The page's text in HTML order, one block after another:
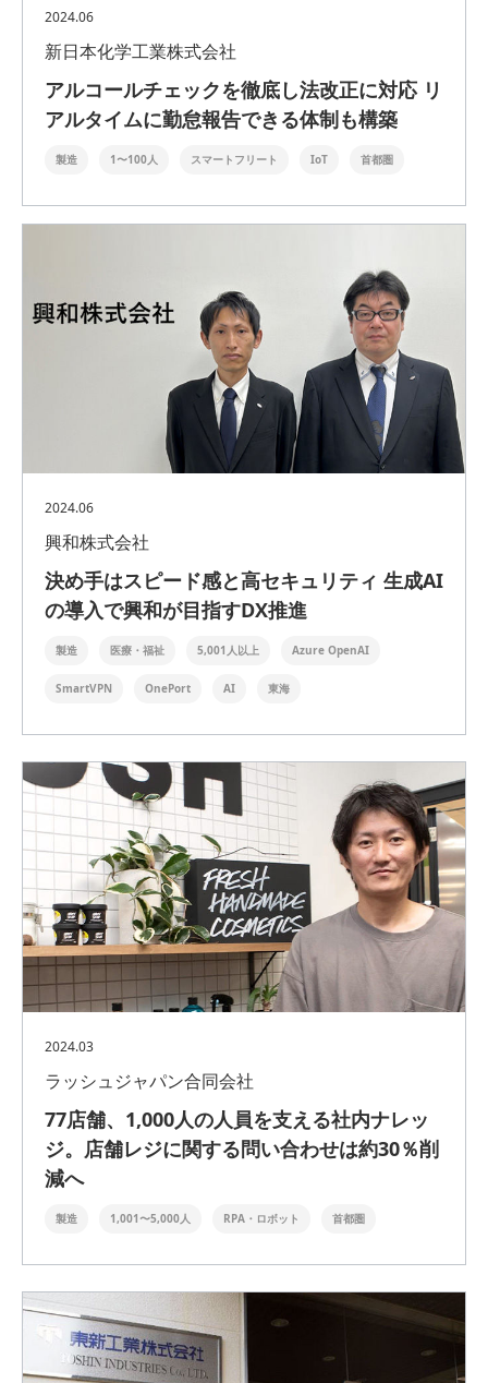
2024.06
新日本化学工業株式会社
アルコールチェックを徹底し法改正に対応 リ
アルタイムに勤怠報告できる体制も構築
製造 1〜100人 スマートフリート IoT 首都圏
2024.06
興和株式会社
決め手はスピード感と高セキュリティ 生成AI
の導入で興和が目指すDX推進
製造 医療・福祉 5,001人以上 Azure OpenAI
SmartVPN OnePort AI 東海
2024.03
ラッシュジャパン合同会社
77店舗、1,000人の人員を支える社内ナレッ
ジ。店舗レジに関する問い合わせは約30％削
減へ
製造 1,001〜5,000人 RPA・ロボット 首都圏